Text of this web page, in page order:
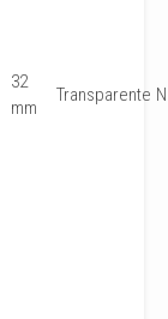
32
mm
Transparente